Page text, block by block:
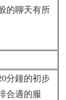
的聊天有所
分鐘的初步
合適的服